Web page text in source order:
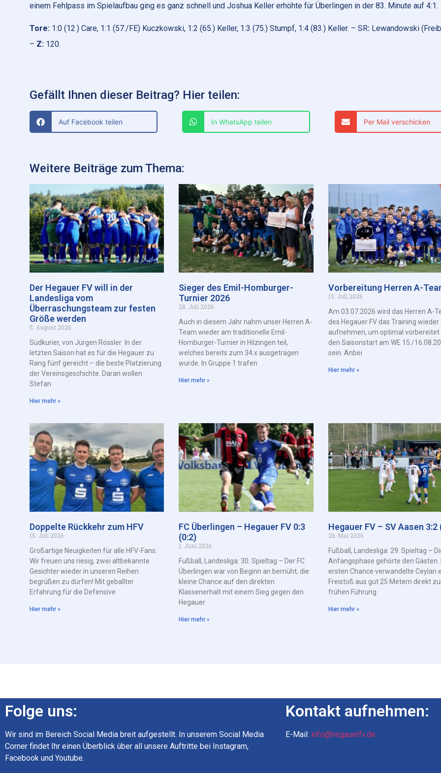
einem Fehlpass im Spielaufbau ging es ganz schnell und Joshua Keller erhöhte für Überlingen in der 83. Minute auf 4:1.
Tore: 1:0 (12.) Care, 1:1 (57./FE) Kuczkowski, 1:2 (65.) Keller, 1:3 (75.) Stumpf, 1:4 (83.) Keller. – SR: Lewandowski
– Z: 120.
Gefällt Ihnen dieser Beitrag? Hier teilen:
Auf Facebook teilen In WhatsApp teilen Per Mail verschicken
Weitere Beiträge zum Thema:
Der Hegauer FV will in der
Landesliga vom
Überraschungsteam zur festen
Größe werden
5. August 2026
Südkurier, von Jürgen Rössler In der
letzten Saison hat es für die Hegauer zu
Rang fünf gereicht – die beste Platzierung
der Vereinsgeschichte. Daran wollen
Stefan
Hier mehr »
Sieger des Emil-Homburger-
Turnier 2026
28. Juli 2026
Auch in diesem Jahr nahm unser Herren A-
Team wieder am traditionelle Emil-
Homburger-Turnier in Hilzingen teil,
welches bereits zum 34.x ausgetragen
wurde. In Gruppe 1 trafen
Hier mehr »
Vorbereitung Herren A-
15. Juli 2026
Am 03.07.2026 wird das Herren A-
des Hegauer FV das Training wieder
aufnehmen, um optimal
den Saisonstart am WE 15./
sein. Anbei
Hier mehr »
Doppelte Rückkehr zum HFV
15. Juli 2026
Großartige Neuigkeiten für alle HFV-Fans:
Wir freuen uns riesig, zwei altbekannte
Gesichter wieder in unseren Reihen
begrüßen zu dürfen! Mit geballter
Erfahrung für die Defensive
Hier mehr »
FC Überlingen – Hegauer FV 0:3
(0:2)
1. Juni 2026
Fußball, Landesliga: 30. Spieltag – Der FC
Überlingen war von Beginn an bemüht, die
kleine Chance auf den direkten
Klassenerhalt mit einem Sieg gegen den
Hegauer
Hier mehr »
Hegauer FV – SV Aasen 3:2
26. Mai 2026
Fußball, Landesliga: 29. Spieltag –
Anfangsphase gehörte den Gästen.
ersten Chance verwandelte Ceylan
Freistoß aus gut 25 Metern direkt
frühen Führung
Hier mehr »
Folge uns:
Wir sind im Bereich Social Media breit aufgestellt. In unserem Social Media
Corner findet Ihr einen Überblick über all unsere Auftritte bei Instagram,
Facebook und Youtube.
Kontakt aufnehmen:
E-Mail: info@hegauerfv.de